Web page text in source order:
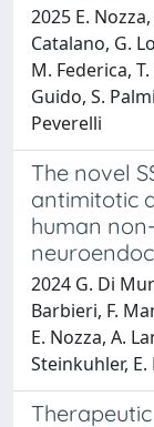
2025 E.
Catalano, G.
M. Federica,
Guido, S.
Peverelli
The novel
antimitotic
human
2024 G. Di
Barbieri, F.
E. Nozza, A.
Steinkuhler,